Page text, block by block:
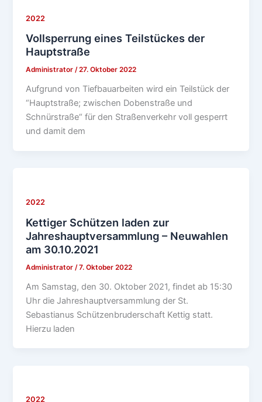
2022
Vollsperrung eines Teilstückes der
Hauptstraße
Administrator/27. Oktober 2022
Aufgrund von Tiefbauarbeiten wird ein Teilstück der
“Hauptstraße; zwischen Dobenstraße und
Schnürstraße“ für den Straßenverkehr voll gesperrt
und damit dem
2022
Kettiger Schützen laden zur
Jahreshauptversammlung – Neuwahlen
am 30.10.2021
Administrator /7. Oktober 2022
Am Samstag, den 30. Oktober 2021, findet ab 15:30
Uhr die Jahreshauptversammlung der St.
Sebastianus Schützenbruderschaft Kettig statt.
Hierzu laden
2022